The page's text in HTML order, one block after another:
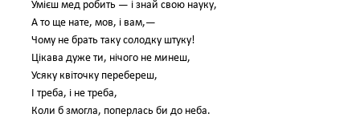
Умієш мед робить — і знай свою науку,
А то ще нате, мов, і вам,—
Чому не брать таку солодку штуку!
Цікава дуже ти, нічого не минеш,
Усяку квіточку перебереш,
І треба, і не треба,
Коли б змогла, поперлась би до неба.